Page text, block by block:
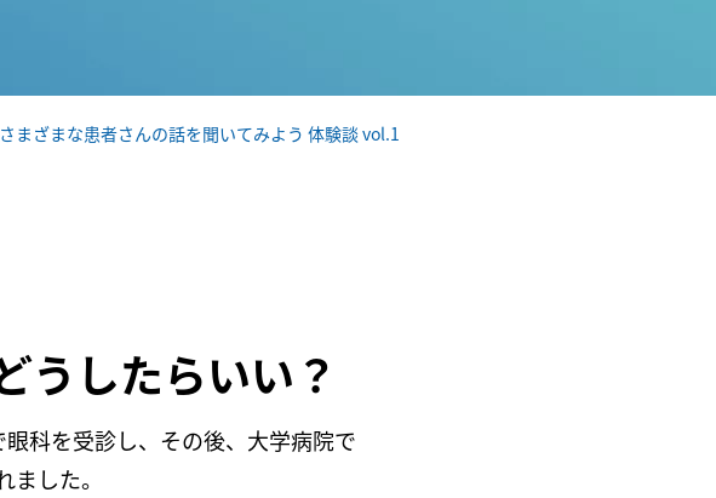
さまざまな患者さんの話を聞いてみよう 体験談 vol.1
うしたらいい？
科を受診し、その後、大学病院で
した。